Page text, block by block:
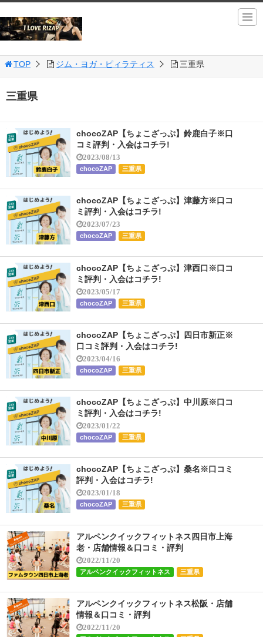
TOP ジム・ヨガ・ピィラティス 三重県
三重県
chocoZAP【ちょこざっぷ】鈴鹿白子※口
コミ評判・入会はコチラ!
2023/08/13
chocoZAP 三重県
chocoZAP【ちょこざっぷ】津藤方※口コ
ミ評判・入会はコチラ!
2023/07/23
chocoZAP 三重県
chocoZAP【ちょこざっぷ】津西口※口コ
ミ評判・入会はコチラ!
2023/05/17
chocoZAP 三重県
chocoZAP【ちょこざっぷ】四日市新正※
口コミ評判・入会はコチラ!
2023/04/16
chocoZAP 三重県
chocoZAP【ちょこざっぷ】中川原※口コ
ミ評判・入会はコチラ!
2023/01/22
chocoZAP 三重県
chocoZAP【ちょこざっぷ】桑名※口コミ
評判・入会はコチラ!
2023/01/18
chocoZAP 三重県
アルペンクイックフィットネス四日市上海
老・店舗情報＆口コミ・評判
2022/11/20
アルペンクイックフィットネス 三重県
アルペンクイックフィットネス松阪・店舗
情報＆口コミ・評判
2022/11/20